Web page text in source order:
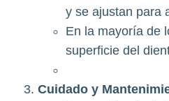
y se ajustan para
En la mayoría de
superficie del
Cuidado y